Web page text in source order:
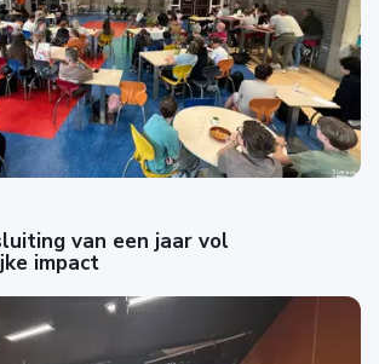
van een jaar vol
impact